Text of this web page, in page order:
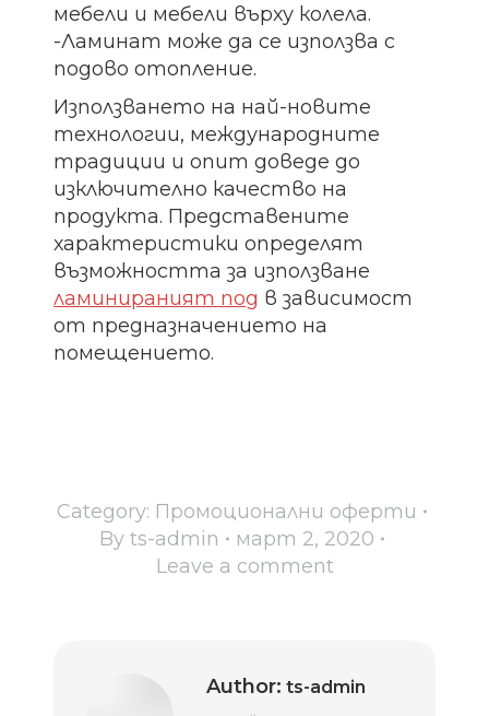
мебели и мебели върху колела.
-Ламинат може да се използва с
подово отопление.
Използването на най-новите
технологии, международните
традиции и опит доведе до
изключително качество на
продукта. Представените
характеристики определят
възможността за използване
ламинираният под в зависимост
от предназначението на
помещението.
Category: Промоционални оферти
By ts-admin
март 2, 2020
Leave a comment
Author: ts-admin